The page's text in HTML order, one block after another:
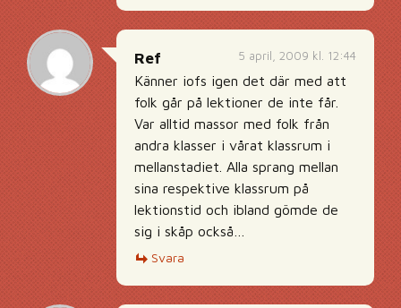
5 april, 2009 kl. 12:44
Ref
Känner iofs igen det där med att
folk går på lektioner de inte får.
Var alltid massor med folk från
andra klasser i vårat klassrum i
mellanstadiet. Alla sprang mellan
sina respektive klassrum på
lektionstid och ibland gömde de
sig i skåp också…
Svara